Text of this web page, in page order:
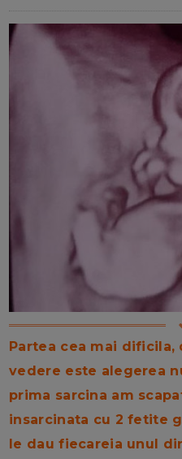
Partea cea mai
vedere este alegerea
prima sarcina am
insarcinata cu 2 fetite
le dau fiecareia unul